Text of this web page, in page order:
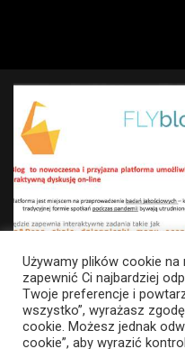
Używamy plików cookie
zapewnić Ci najbardziej
Twoje preferencje i
wszystko”, wyrażasz
cookie. Możesz jednak
cookie”, aby wyrazić